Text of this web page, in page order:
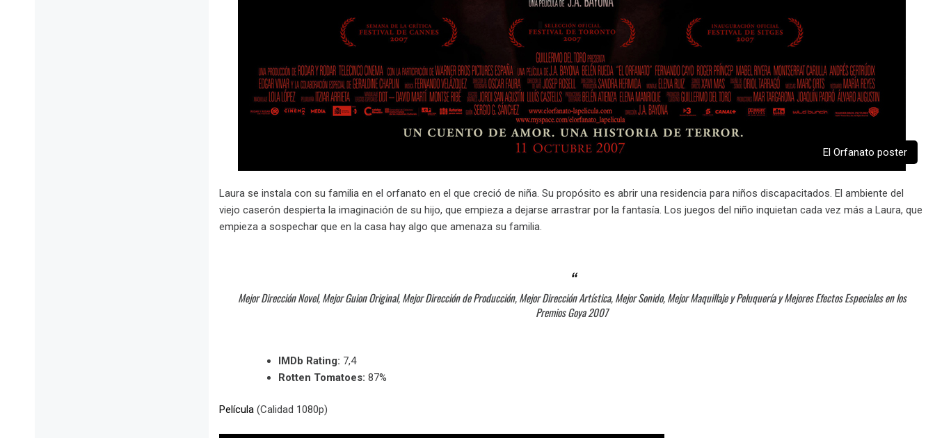
El Orfanato poster
Laura se instala con su familia en el orfanato en el que creció de niña. Su propósito es abrir una residencia para niños discapacitados. El ambiente del
viejo caserón despierta la imaginación de su hijo, que empieza a dejarse arrastrar por la fantasía. Los juegos del niño inquietan cada vez más a Laura, que
empieza a sospechar que en la casa hay algo que amenaza su familia.
Mejor Dirección Novel, Mejor Guion Original, Mejor Dirección de Producción, Mejor Dirección Artística, Mejor Sonido, Mejor Maquillaje y Peluquería y Mejores Efectos Especiales en los
Premios Goya 2007
IMDb Rating: 7,4
Rotten Tomatoes: 87%
Película (Calidad 1080p)